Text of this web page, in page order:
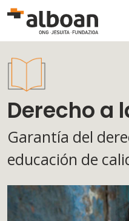
Pasar al contenido
Derecho a
Garantía del
educación de